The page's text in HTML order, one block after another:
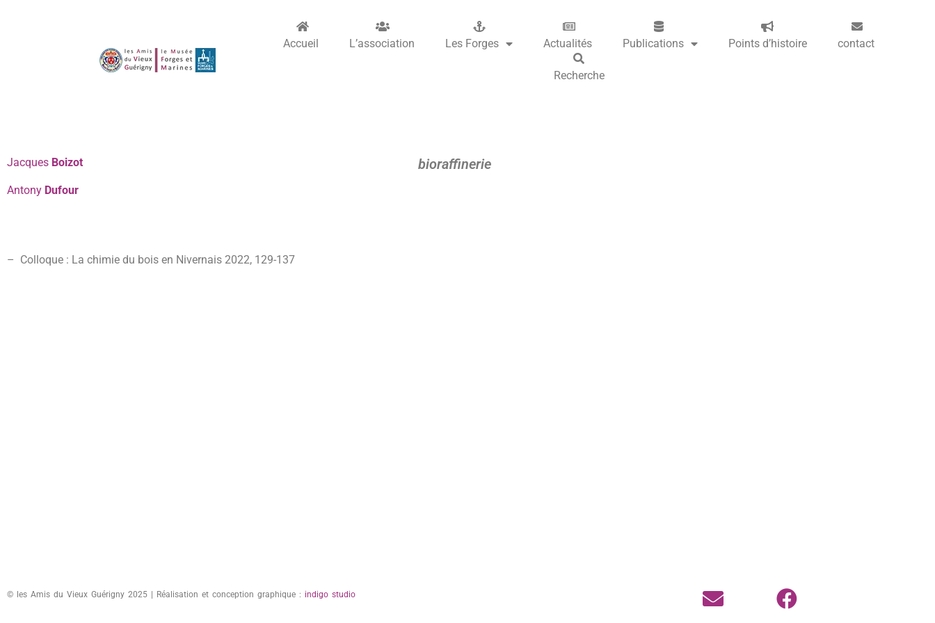
Accueil L’association Les Forges Actualités Publications Points d’histoire contact
Recherche
Jacques Boizot
Antony Dufour
bioraffinerie
– Colloque : La chimie du bois en Nivernais 2022, 129-137
© les Amis du Vieux Guérigny 2025 | Réalisation et conception graphique : indigo studio